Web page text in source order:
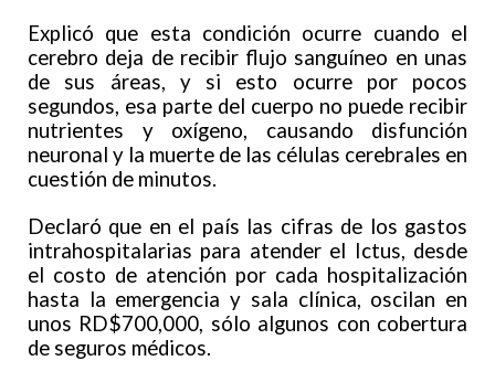
Explicó que esta condición ocurre cuando el
cerebro deja de recibir flujo sanguíneo en unas
de sus áreas, y si esto ocurre por pocos
segundos, esa parte del cuerpo no puede recibir
nutrientes y oxígeno, causando disfunción
neuronal y la muerte de las células cerebrales en
cuestión de minutos.
Declaró que en el país las cifras de los gastos
intrahospitalarias para atender el Ictus, desde
el costo de atención por cada hospitalización
hasta la emergencia y sala clínica, oscilan en
unos RD$700,000, sólo algunos con cobertura
de seguros médicos.